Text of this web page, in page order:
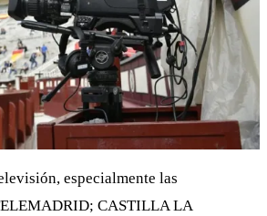
especialmente las
CASTILLA LA